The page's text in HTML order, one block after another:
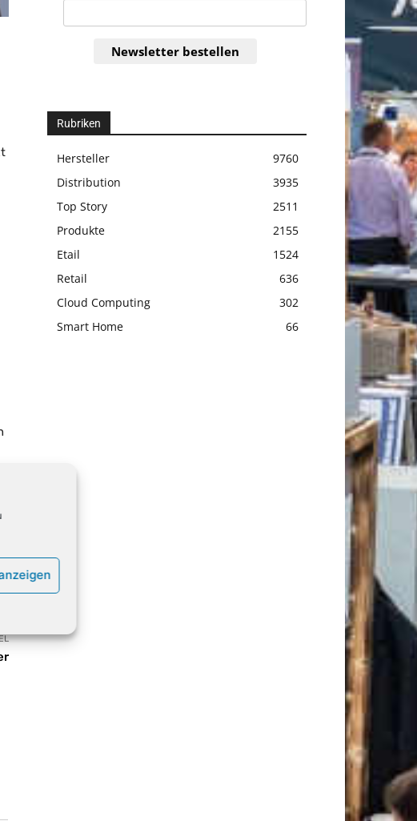
Newsletter bestellen
Rubriken
Hersteller
9760
Distribution
3935
Top Story
2511
Produkte
2155
Etail
1524
Retail
636
Cloud Computing
302
Smart Home
66